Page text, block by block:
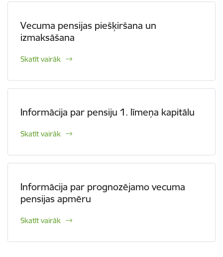
Vecuma pensijas piešķiršana un
izmaksāšana
Skatīt vairāk
Informācija par pensiju 1. līmeņa kapitālu
Skatīt vairāk
Informācija par prognozējamo vecuma
pensijas apmēru
Skatīt vairāk